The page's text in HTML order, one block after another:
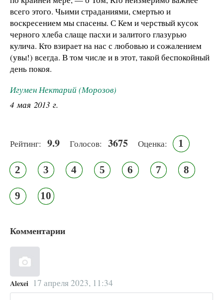
всего этого. Чьими страданиями, смертью и
воскресением мы спасены. С Кем и черствый кусок
черного хлеба слаще пасхи и залитого глазурью
кулича. Кто взирает на нас с любовью и сожалением
(увы!) всегда. В том числе и в этот, такой беспокойный
день покоя.
Игумен Нектарий (Морозов)
4 мая 2013 г.
Рейтинг: 9.9 Голосов: 3675 Оценка: 1
2 3 4 5 6 7 8
9 10
Комментарии
Alexei 17 апреля 2023, 11:34